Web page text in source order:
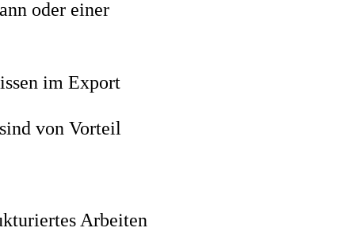
oder einer
im Export
von Vorteil
Arbeiten